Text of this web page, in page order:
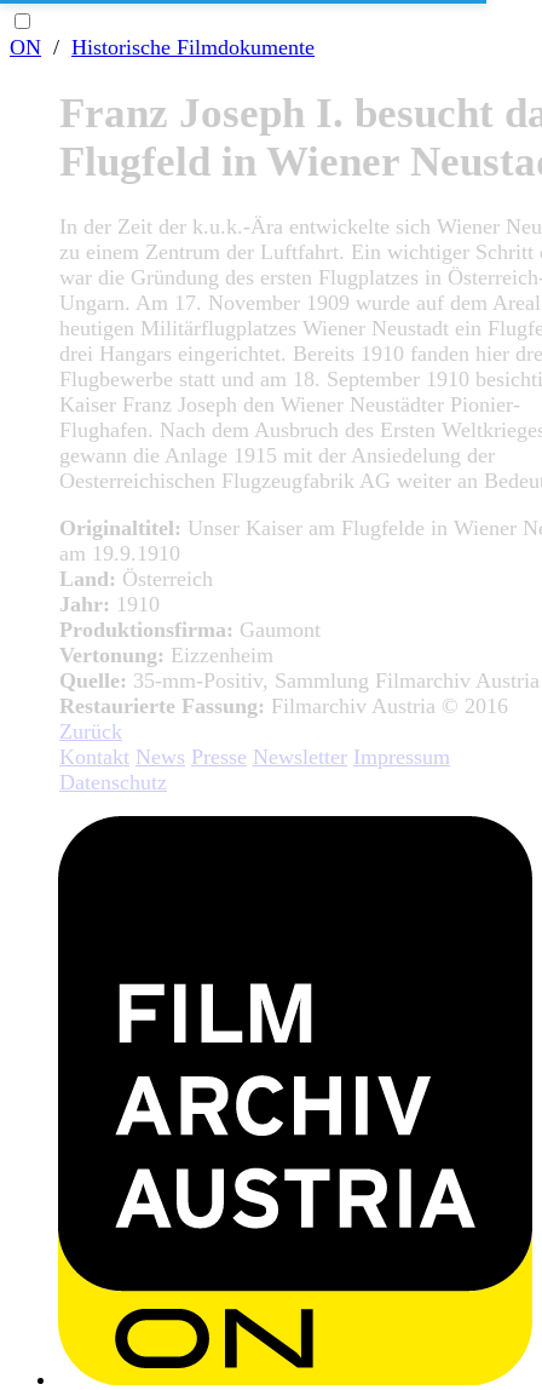
ON / Historische Filmdokumente
Franz Joseph I. besucht
Flugfeld in Wiener
In der Zeit der k.u.k.-Ära entwickelte sich Wiener
zu einem Zentrum der Luftfahrt. Ein wichtiger Schritt
war die Gründung des ersten Flugplatzes in
Ungarn. Am 17. November 1909 wurde auf dem
heutigen Militärflugplatzes Wiener Neustadt ein
drei Hangars eingerichtet. Bereits 1910 fanden hier
Flugbewerbe statt und am 18. September 1910
Kaiser Franz Joseph den Wiener Neustädter Pionier-
Flughafen. Nach dem Ausbruch des Ersten
gewann die Anlage 1915 mit der Ansiedelung der
Oesterreichischen Flugzeugfabrik AG weiter an
Originaltitel: Unser Kaiser am Flugfelde in Wiener
am 19.9.1910
Land: Österreich
Jahr: 1910
Produktionsfirma: Gaumont
Vertonung: Eizzenheim
Quelle: 35-mm-Positiv, Sammlung Filmarchiv Austria
Restaurierte Fassung: Filmarchiv Austria © 2016
Zurück
Kontakt News Presse Newsletter Impressum
Datenschutz